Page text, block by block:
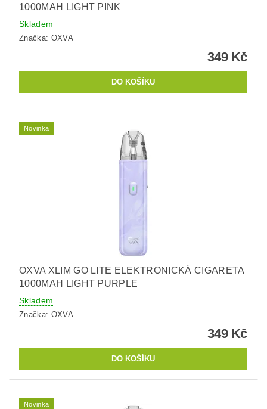
1000MAH LIGHT PINK
Skladem
Značka: OXVA
349 Kč
Novinka
OXVA XLIM GO LITE ELEKTRONICKÁ CIGARETA
1000MAH LIGHT PURPLE
Skladem
Značka: OXVA
349 Kč
Novinka